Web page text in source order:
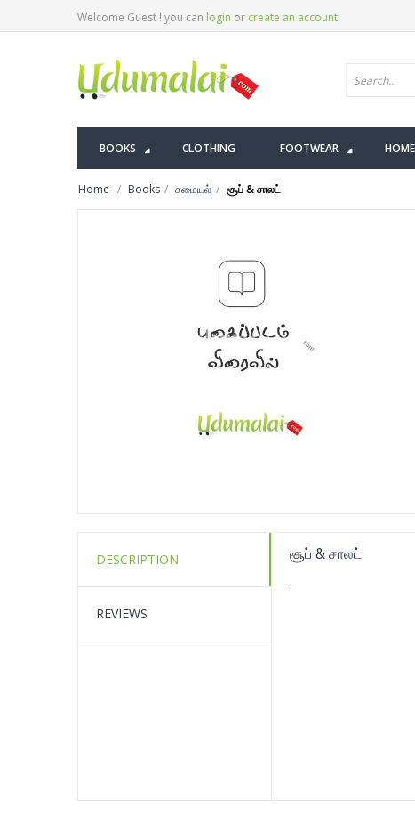
Welcome Guest ! you can login or create an account.
BOOKS CLOTHING FOOTWEAR
Home Books சமையல் சூப் & சாலட்
DESCRIPTION
REVIEWS
சூப் & சாலட்
.